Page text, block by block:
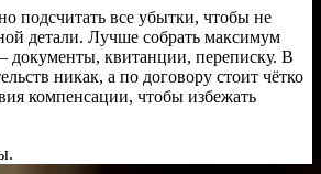
подсчитать все убытки, чтобы не
детали. Лучше собрать максимум
документы, квитанции, переписку. В
никак, а по договору стоит чётко
компенсации, чтобы избежать